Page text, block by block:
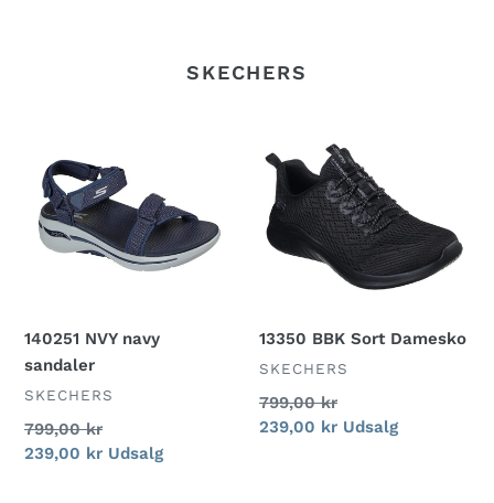
SKECHERS
NVY
navy
sandaler
140251 NVY navy
sandaler
FORHANDLER
SKECHERS
Normalpris
799,00 kr
Udsalgspris
239,00 kr Udsalg
BBK
Sort
Damesko
13350 BBK Sort Damesko
FORHANDLER
SKECHERS
Normalpris
799,00 kr
Udsalgspris
239,00 kr Udsalg